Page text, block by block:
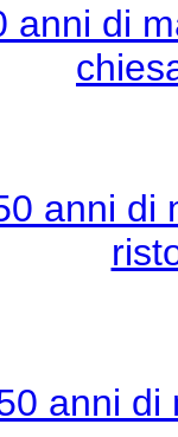
anni di
anni di
anni di